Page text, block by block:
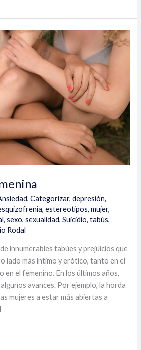
,Categorizar,depresión,
,estereotipos,mujer,
,sexo,sexualidad,Suicidio,tabús,
Rodal
innumerables tabúes y prejuicios que
lado más íntimo y erótico, tanto en el
en el femenino. En los últimos años,
avances. Por ejemplo, la horda
mujeres a estar más abiertas a